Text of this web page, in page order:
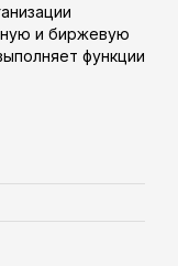
и биржевую
функции